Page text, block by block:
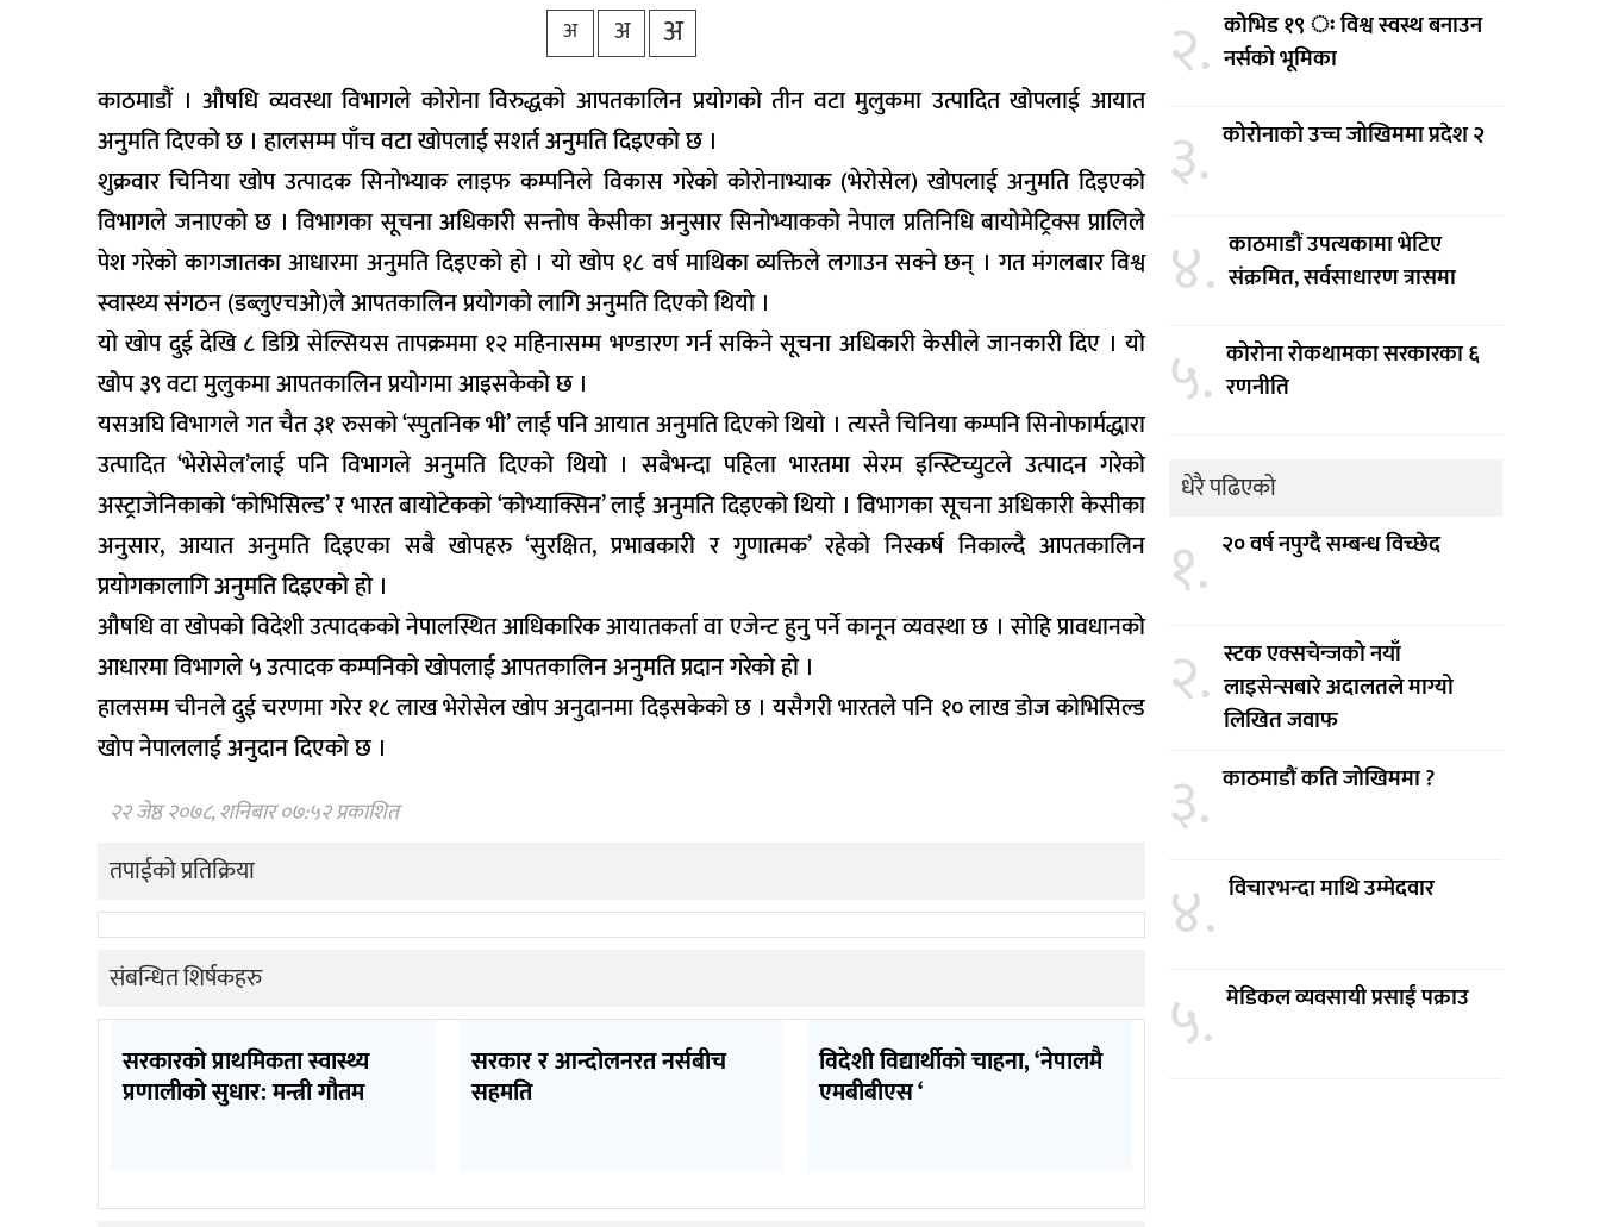
अ अ अ
काठमाडौं । औषधि व्यवस्था विभागले कोरोना विरुद्धको आपतकालिन प्रयोगको तीन वटा मुलुकमा उत्पादित खोपलाई आयात
अनुमति दिएको छ । हालसम्म पाँच वटा खोपलाई सशर्त अनुमति दिइएको छ ।
शुक्रवार चिनिया खोप उत्पादक सिनोभ्याक लाइफ कम्पनिले विकास गरेको कोरोनाभ्याक (भेरोसेल) खोपलाई अनुमति दिइएको
विभागले जनाएको छ । विभागका सूचना अधिकारी सन्तोष केसीका अनुसार सिनोभ्याकको नेपाल प्रतिनिधि बायोमेट्रिक्स प्रालिले
पेश गरेको कागजातका आधारमा अनुमति दिइएको हो । यो खोप १८ वर्ष माथिका व्यक्तिले लगाउन सक्ने छन् । गत मंगलबार विश्व
स्वास्थ्य संगठन (डब्लुएचओ)ले आपतकालिन प्रयोगको लागि अनुमति दिएको थियो ।
यो खोप दुई देखि ८ डिग्रि सेल्सियस तापक्रममा १२ महिनासम्म भण्डारण गर्न सकिने सूचना अधिकारी केसीले जानकारी दिए । यो
खोप ३९ वटा मुलुकमा आपतकालिन प्रयोगमा आइसकेको छ ।
यसअघि विभागले गत चैत ३१ रुसको ‘स्पुतनिक भी’ लाई पनि आयात अनुमति दिएको थियो । त्यस्तै चिनिया कम्पनि सिनोफार्मद्धारा
उत्पादित ‘भेरोसेल’लाई पनि विभागले अनुमति दिएको थियो । सबैभन्दा पहिला भारतमा सेरम इन्स्टिच्युटले उत्पादन गरेको
अस्ट्राजेनिकाको ‘कोभिसिल्ड’ र भारत बायोटेकको ‘कोभ्याक्सिन’ लाई अनुमति दिइएको थियो । विभागका सूचना अधिकारी केसीका
अनुसार, आयात अनुमति दिइएका सबै खोपहरु ‘सुरक्षित, प्रभाबकारी र गुणात्मक’ रहेको निस्कर्ष निकाल्दै आपतकालिन
प्रयोगकालागि अनुमति दिइएको हो ।
औषधि वा खोपको विदेशी उत्पादकको नेपालस्थित आधिकारिक आयातकर्ता वा एजेन्ट हुनु पर्ने कानून व्यवस्था छ । सोहि प्रावधानको
आधारमा विभागले ५ उत्पादक कम्पनिको खोपलाई आपतकालिन अनुमति प्रदान गरेको हो ।
हालसम्म चीनले दुई चरणमा गरेर १८ लाख भेरोसेल खोप अनुदानमा दिइसकेको छ । यसैगरी भारतले पनि १० लाख डोज कोभिसिल्ड
खोप नेपाललाई अनुदान दिएको छ ।
२२ जेष्ठ २०७८, शनिबार ०७:५२ प्रकाशित
तपाईको प्रतिक्रिया
संबन्धित शिर्षकहरु
सरकारको प्राथमिकता स्वास्थ्य
प्रणालीको सुधार: मन्त्री गौतम
सरकार र आन्दोलनरत नर्सबीच
सहमति
विदेशी विद्यार्थीको चाहना, ‘नेपालमै
एमबीबीएस ‘
२. कोेभिड १९ ः विश्व स्वस्थ बनाउन
नर्सको भूमिका
३. कोरोनाको उच्च जोखिममा प्रदेश २
४. काठमाडौं उपत्यकामा भेटिए
संक्रमित, सर्वसाधारण त्रासमा
५. कोरोना रोकथामका सरकारका ६
रणनीति
धेरै पढिएको
१. २० वर्ष नपुग्दै सम्बन्ध विच्छेद
२. स्टक एक्सचेन्जको नयाँ
लाइसेन्सबारे अदालतले माग्यो
लिखित जवाफ
३. काठमाडौं कति जोखिममा ?
४. विचारभन्दा माथि उम्मेदवार
५. मेडिकल व्यवसायी प्रसाईं पक्राउ